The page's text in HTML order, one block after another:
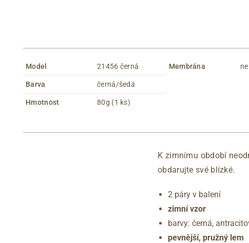
Model 21456 černá
Barva černá/šedá
Hmotnost 80g (1 ks)
Membrána ne
K zimnímu období
obdarujte své blízké.
2 páry v balení
zimní vzor
barvy: černá,
pevnější, pružný lem